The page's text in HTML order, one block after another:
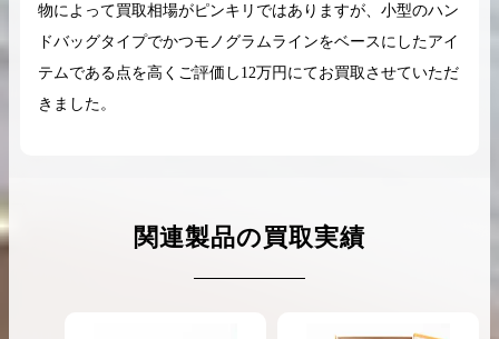
物によって買取相場がピンキリではありますが、小型のハン
ドバッグタイプでかつモノグラムラインをベースにしたアイ
テムである点を高くご評価し12万円にてお買取させていただ
きました。
関連製品の買取実績